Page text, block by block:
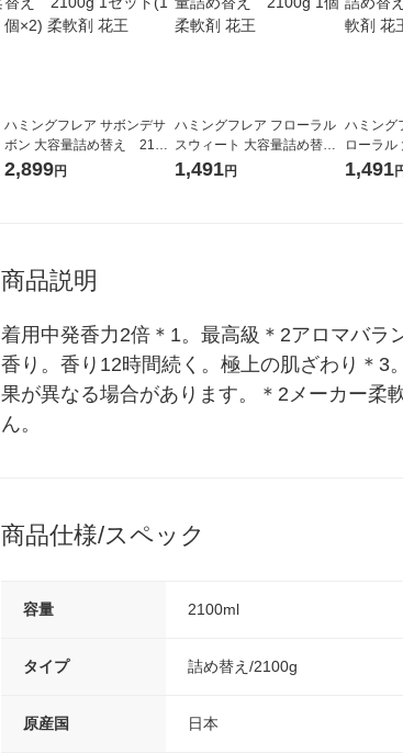
ハミングフレア サボンデサ
ボン 大容量詰め替え 2100
g 1セット(1個×2) 柔軟剤 花
王
2,899円
ハミングフレア フローラル
スウィート 大容量詰め替
え 2100g 1個 柔軟剤 花王
1,491円
ハミング
ローラル
100g 1個
1,491
商品説明
着用中発香力2倍＊1。最高級＊2アロマバラ
香り。香り12時間続く。極上の肌ざわり＊3
果が異なる場合があります。＊2メーカー柔
ん。
商品仕様/スペック
容量 2100ml
タイプ 詰め替え/2100g
原産国 日本